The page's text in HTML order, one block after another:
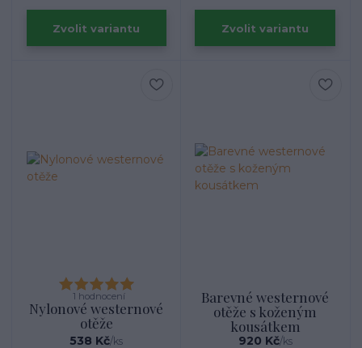
Zvolit variantu Zvolit variantu
1 hodnocení
Nylonové westernové
otěže
538 Kč/ks
Barevné westernové
otěže s koženým
kousátkem
920 Kč/ks